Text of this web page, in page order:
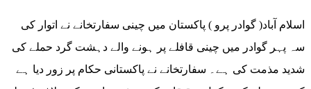
سہ پہر گوادر میں چینی قافلے پر ہونے والے دہشت گرد حملے کی
شدید مذمت کی ہے۔ سفارتخانے نے پاکستانی حکام پر زور دیا ہے